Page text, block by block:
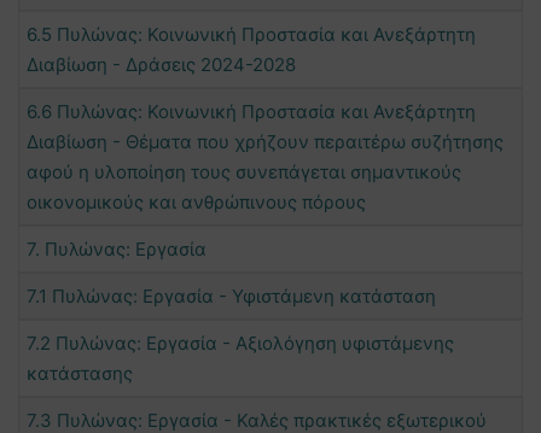
6.5 Πυλώνας: Κοινωνική Προστασία και Ανεξάρτητη
Διαβίωση - Δράσεις 2024-2028
6.6 Πυλώνας: Κοινωνική Προστασία και Ανεξάρτητη
Διαβίωση - Θέματα που χρήζουν περαιτέρω συζήτησης
αφού η υλοποίηση τους συνεπάγεται σημαντικούς
οικονομικούς και ανθρώπινους πόρους
7. Πυλώνας: Εργασία
7.1 Πυλώνας: Εργασία - Υφιστάμενη κατάσταση
7.2 Πυλώνας: Εργασία - Αξιολόγηση υφιστάμενης
κατάστασης
7.3 Πυλώνας: Εργασία - Καλές πρακτικές εξωτερικού